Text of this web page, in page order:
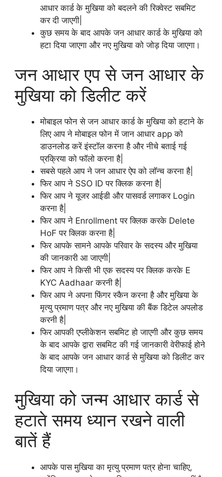
आधार कार्ड के मुखिया को बदलने की रिक्वेस्ट सबमिट
कर दी जाएगी|
कुछ समय के बाद आपके जन आधार कार्ड के मुखिया को
हटा दिया जाएगा और नए मुखिया को जोड़ दिया जाएगा।
जन आधार एप से जन आधार के
मुखिया को डिलीट करें
मोबाइल फोन से जन आधार कार्ड के मुखिया को हटाने के
लिए आप ने मोबाइल फोन में जान आधार app को
डाउनलोड करें इंस्टॉल करना है और नीचे बताई गई
प्रक्रिया को फॉलो करना है|
सबसे पहले आप ने जन आधार ऐप को लॉन्च करना है|
फिर आप ने SSO ID पर क्लिक करना है|
फिर आप ने यूजर आईडी और पासवर्ड लगाकर Login
करना है|
फिर आप ने Enrollment पर क्लिक करके Delete
HoF पर क्लिक करना है|
फिर आपके सामने आपके परिवार के सदस्य और मुखिया
की जानकारी आ जाएगी|
फिर आप ने किसी भी एक सदस्य पर क्लिक करके E
KYC Aadhaar करनी है|
फिर आप ने अपना फिंगर स्कैन करना है और मुखिया के
मृत्यु प्रमाण पत्र और नए मुखिया की बैंक डिटेल अपलोड
करनी है|
फिर आपकी एप्लीकेशन सबमिट हो जाएगी और कुछ समय
के बाद आपके द्वारा सबमिट की गई जानकारी वेरीफाई होने
के बाद आपके जन आधार कार्ड से मुखिया को डिलीट कर
दिया जाएगा।
मुखिया को जन्म आधार कार्ड से
हटाते समय ध्यान रखने वाली
बातें हैं
आपके पास मुखिया का मृत्यु प्रमाण पत्र होना चाहिए,